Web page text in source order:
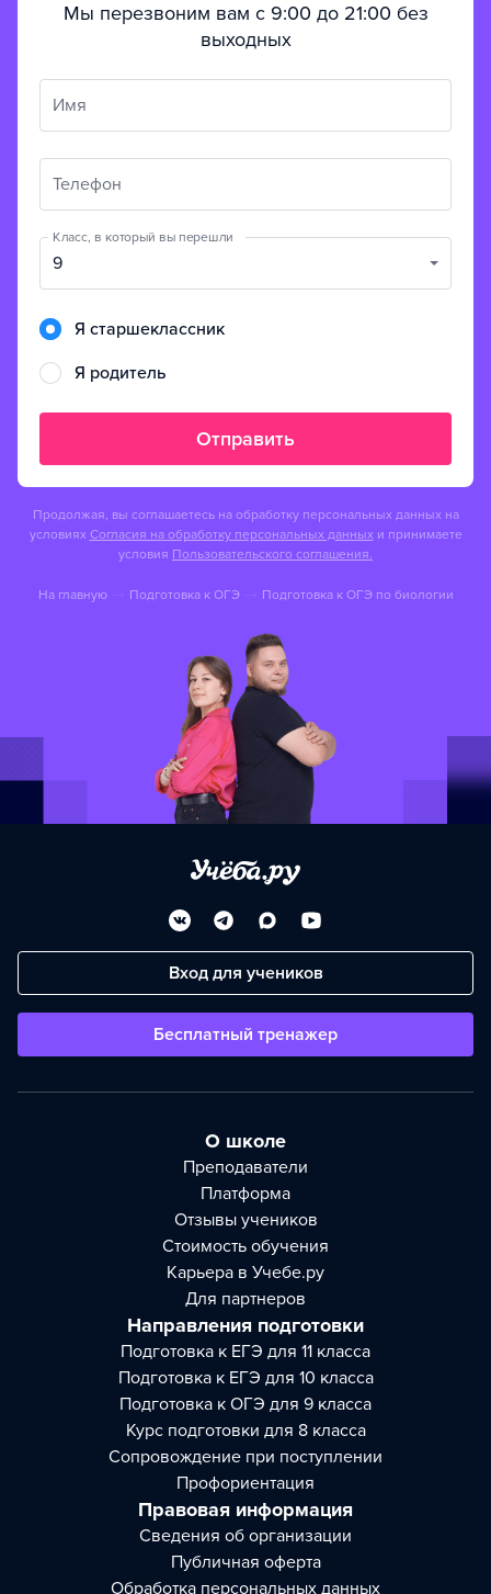
Мы перезвоним вам с 9:00 до 21:00 без
выходных
Имя
Телефон
Класс, в который вы перешли
9
Я старшеклассник
Я родитель
Отправить
Продолжая, вы соглашаетесь на обработку персональных данных на
условиях Согласия на обработку персональных данных и принимаете
условия Пользовательского соглашения.
На главную Подготовка к OГЭ Подготовка к OГЭ по биологии
Вход для учеников
Бесплатный тренажер
О школе
Преподаватели
Платформа
Отзывы учеников
Стоимость обучения
Карьера в Учебе.ру
Для партнеров
Направления подготовки
Подготовка к ЕГЭ для 11 класса
Подготовка к ЕГЭ для 10 класса
Подготовка к ОГЭ для 9 класса
Курс подготовки для 8 класса
Сопровождение при поступлении
Профориентация
Правовая информация
Сведения об организации
Публичная оферта
Обработка персональных данных